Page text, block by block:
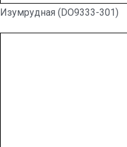
Изумрудная (DO9333-301)